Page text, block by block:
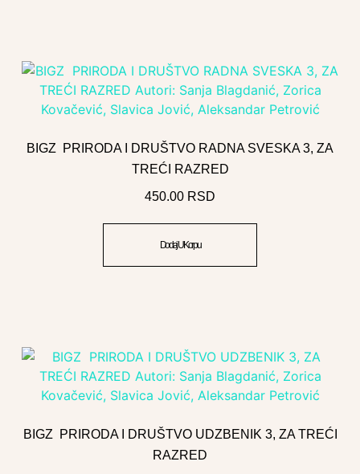
BIGZ PRIRODA I DRUŠTVO RADNA SVESKA 3, ZA
TREĆI RAZRED
450.00 RSD
Dodaj U Korpu
BIGZ PRIRODA I DRUŠTVO UDZBENIK 3, ZA TREĆI
RAZRED